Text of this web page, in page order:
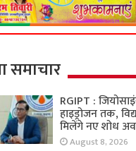
समाचार
RGIPT :
हाइड्रोजन तक,
मिलेंगे नए शोध
August 8, 2026